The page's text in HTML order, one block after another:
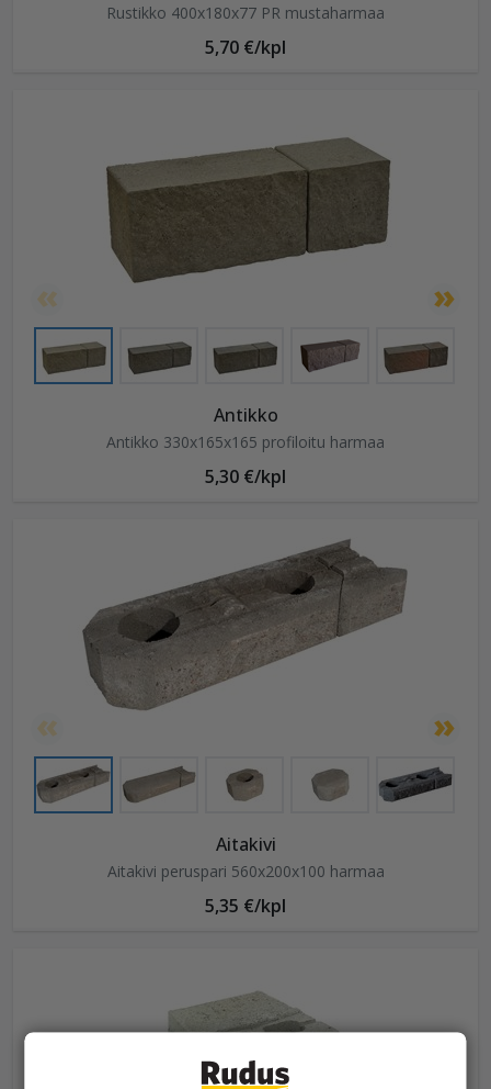
Rustikko 400x180x77 PR mustaharmaa
5,70 €/kpl
Antikko
Antikko 330x165x165 profiloitu harmaa
5,30 €/kpl
Aitakivi
Aitakivi peruspari 560x200x100 harmaa
5,35 €/kpl